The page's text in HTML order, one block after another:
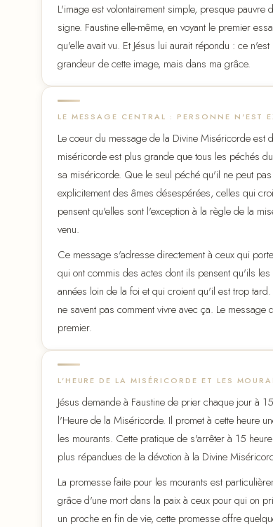
L'image est volontairement simple, presque
signe. Faustine elle-même, en voyant le premier
qu'elle avait vu. Et Jésus lui aurait répondu : ce
grandeur de cette image, mais dans ma grâce.
LE MESSAGE CENTRAL : PERSONNE N'EST
Le coeur du message de la Divine Miséricorde est
miséricorde est plus grande que tous les péchés
sa miséricorde. Que le seul péché qu'il ne peut
explicitement des âmes désespérées, celles qui
pensent qu'elles sont l'exception à la règle de la
venu.
Ce message s'adresse directement à ceux qui
qui ont commis des actes dont ils pensent qu'ils
années loin de la foi et qui croient qu'il est trop
ne savent pas comment vivre avec ça. Le
premier.
L'HEURE DE LA MISÉRICORDE ET LES
Jésus demande à Faustine de prier chaque jour à
l'Heure de la Miséricorde. Il promet à cette heure
les mourants. Cette pratique de s'arrêter à 15
plus répandues de la dévotion à la Divine
La promesse faite pour les mourants est
grâce d'une mort dans la paix à ceux pour qui on
un proche en fin de vie, cette promesse offre